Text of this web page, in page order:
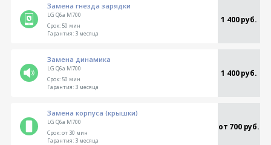
Замена гнезда зарядки
LG Q6a M700 1 400 руб.
Срок:50 мин
Гарантия:3 месяца
Замена динамика
LG Q6a M700 1 400 руб.
Срок:50 мин
Гарантия:3 месяца
Замена корпуса (крышки)
LG Q6a M700 от 700 руб.
Срок:от 30 мин
Гарантия:3 месяца